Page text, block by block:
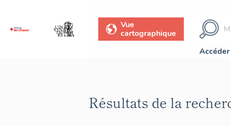
Vue
cartographique
Accéder
Résultats de la